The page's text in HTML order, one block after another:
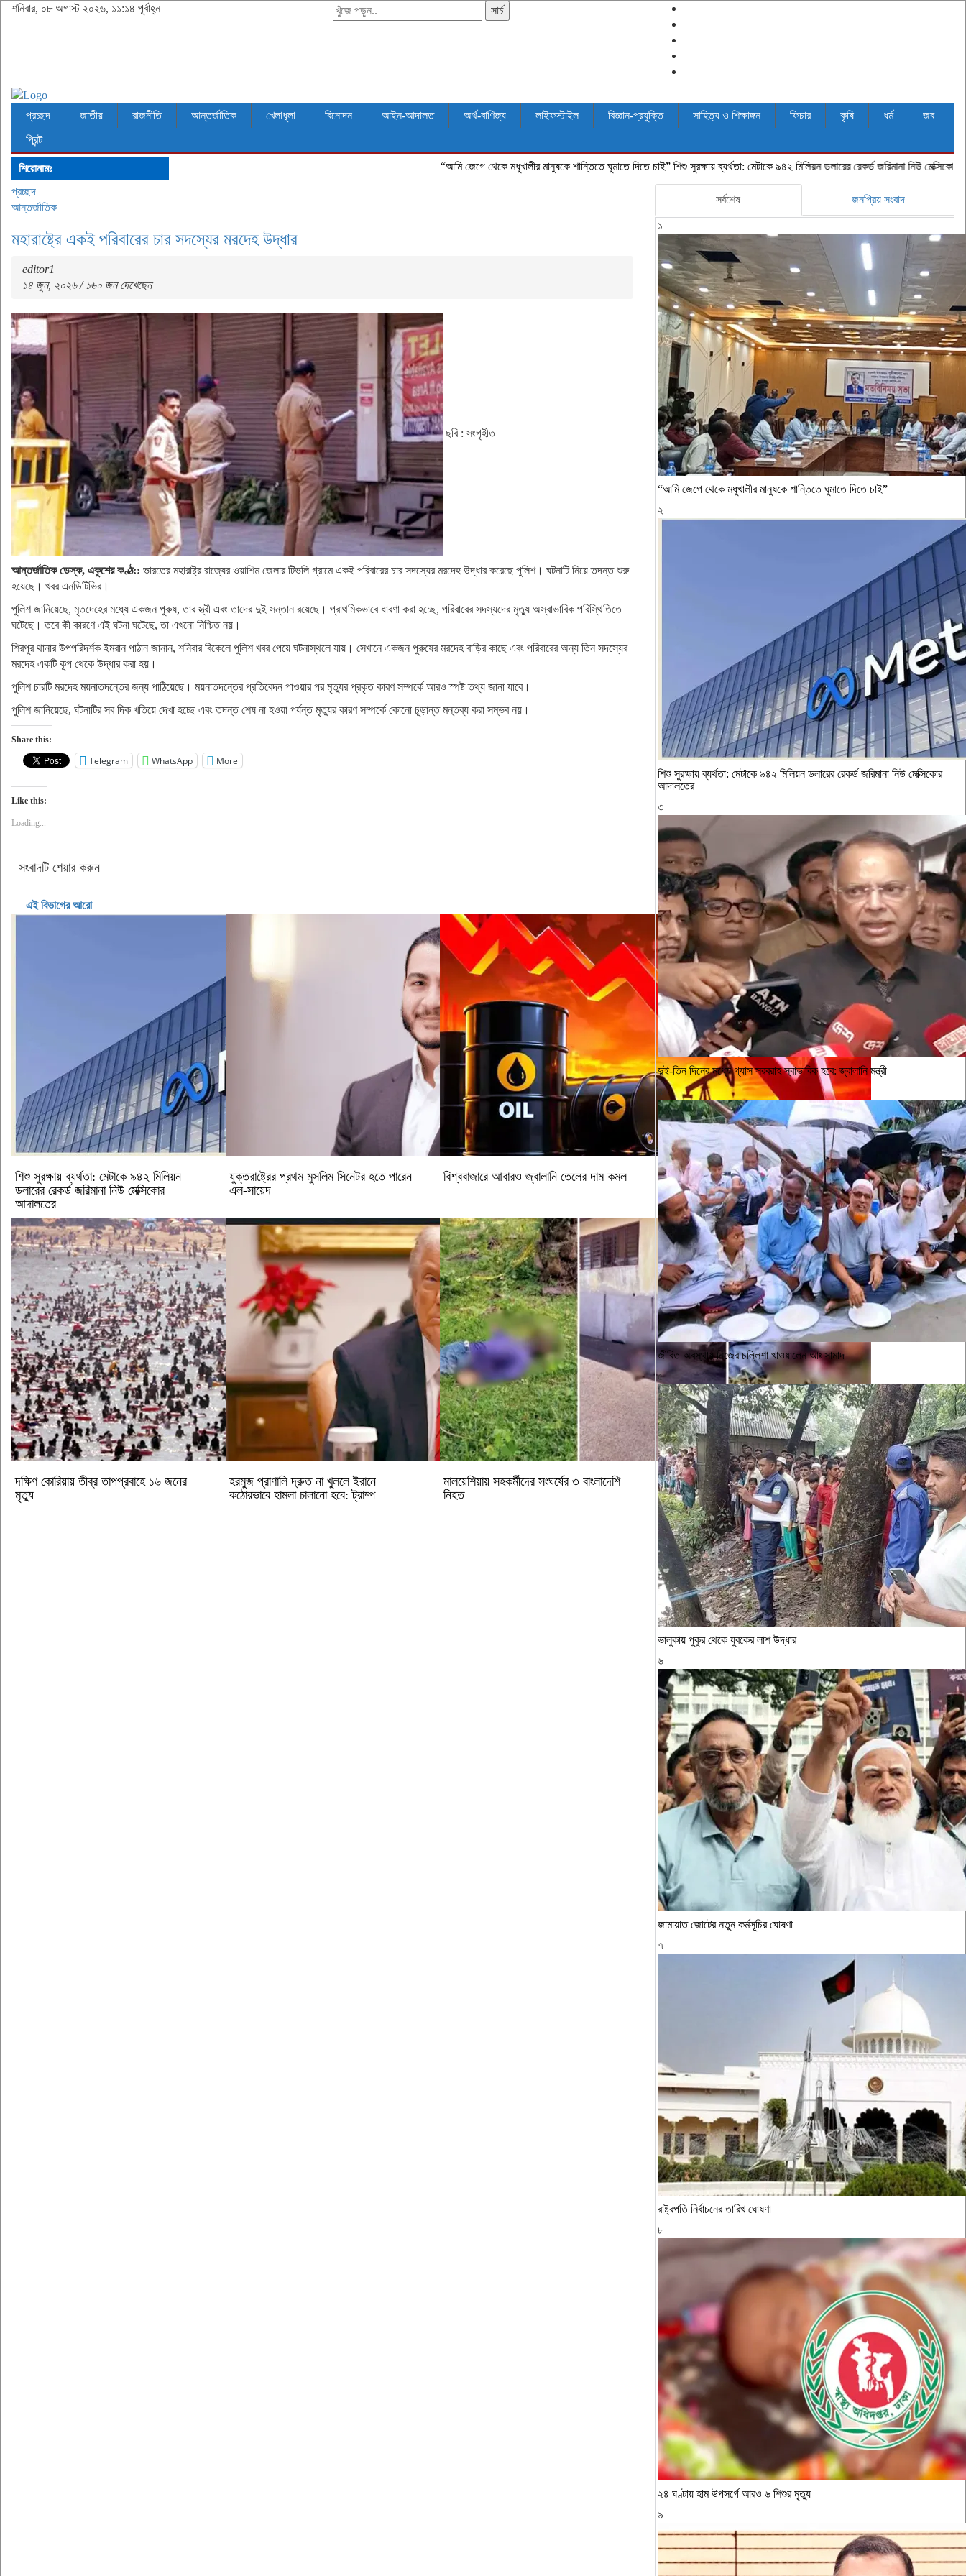
শনিবার, ০৮ অগাস্ট ২০২৬, ১১:১৪ পূর্বাহ্ন সার্চ
প্রচ্ছদ জাতীয় রাজনীতি আন্তর্জাতিক খেলাধূলা বিনোদন আইন-আদালত অর্থ-বাণিজ্য লাইফস্টাইল বিজ্ঞান-প্রযুক্তি সাহিত্য ও শিক্ষাঙ্গন ফিচার কৃষি ধর্ম
জব
প্রিন্ট
শিরোনামঃ “আমি জেগে থেকে মধুখালীর মানুষকে শান্তিতে ঘুমাতে দিতে চাই” শিশু সুরক্ষায় ব্যর্থতা: মেটাকে ৯৪২ মিলিয়ন ডলারের রেকর্ড জরিমানা নিউ মেক্সিকোর আদালতের দুই-
প্রচ্ছদ
আন্তর্জাতিক
মহারাষ্ট্রে একই পরিবারের চার সদস্যের মরদেহ উদ্ধার
editor1
১৪ জুন, ২০২৬ / ১৬০ জন দেখেছেন
ছবি : সংগৃহীত
আন্তর্জাতিক ডেস্ক, একুশের কণ্ঠ:: ভারতের মহারাষ্ট্র রাজ্যের ওয়াশিম জেলার টিভলি গ্রামে একই পরিবারের চার সদস্যের মরদেহ উদ্ধার করেছে পুলিশ। ঘটনাটি নিয়ে তদন্ত শুরু
হয়েছে। খবর এনডিটিভির।
পুলিশ জানিয়েছে, মৃতদেহের মধ্যে একজন পুরুষ, তার স্ত্রী এবং তাদের দুই সন্তান রয়েছে। প্রাথমিকভাবে ধারণা করা হচ্ছে, পরিবারের সদস্যদের মৃত্যু অস্বাভাবিক পরিস্থিতিতে
ঘটেছে। তবে কী কারণে এই ঘটনা ঘটেছে, তা এখনো নিশ্চিত নয়।
শিরপুর থানার উপপরিদর্শক ইমরান পাঠান জানান, শনিবার বিকেলে পুলিশ খবর পেয়ে ঘটনাস্থলে যায়। সেখানে একজন পুরুষের মরদেহ বাড়ির কাছে এবং পরিবারের অন্য তিন সদস্যের
মরদেহ একটি কূপ থেকে উদ্ধার করা হয়।
পুলিশ চারটি মরদেহ ময়নাতদন্তের জন্য পাঠিয়েছে। ময়নাতদন্তের প্রতিবেদন পাওয়ার পর মৃত্যুর প্রকৃত কারণ সম্পর্কে আরও স্পষ্ট তথ্য জানা যাবে।
পুলিশ জানিয়েছে, ঘটনাটির সব দিক খতিয়ে দেখা হচ্ছে এবং তদন্ত শেষ না হওয়া পর্যন্ত মৃত্যুর কারণ সম্পর্কে কোনো চূড়ান্ত মন্তব্য করা সম্ভব নয়।
Share this:
Telegram WhatsApp More
Like this:
Loading...
সংবাদটি শেয়ার করুন
এই বিভাগের আরো
শিশু সুরক্ষায় ব্যর্থতা: মেটাকে ৯৪২ মিলিয়ন
ডলারের রেকর্ড জরিমানা নিউ মেক্সিকোর
আদালতের
যুক্তরাষ্ট্রের প্রথম মুসলিম সিনেটর হতে পারেন
এল-সায়েদ
বিশ্ববাজারে আবারও জ্বালানি তেলের দাম কমল
দক্ষিণ কোরিয়ায় তীব্র তাপপ্রবাহে ১৬ জনের
মৃত্যু
হরমুজ প্রাণালি দ্রুত না খুললে ইরানে
কঠোরভাবে হামলা চালানো হবে: ট্রাম্প
মালয়েশিয়ায় সহকর্মীদের সংঘর্ষের ৩ বাংলাদেশি
নিহত
সর্বশেষ জনপ্রিয় সংবাদ
১
“আমি জেগে থেকে মধুখালীর মানুষকে শান্তিতে ঘুমাতে দিতে চাই”
২
শিশু সুরক্ষায় ব্যর্থতা: মেটাকে ৯৪২ মিলিয়ন ডলারের রেকর্ড জরিমানা নিউ মেক্সিকোর
আদালতের
৩
দুই-তিন দিনের মধ্যে গ্যাস সরবরাহ স্বাভাবিক হবে: জ্বালানি মন্ত্রী
৪
জীবিত অবস্থায় নিজের চল্লিশা খাওয়ালেন আঃ সামাদ
৫
ভালুকায় পুকুর থেকে যুবকের লাশ উদ্ধার
৬
জামায়াত জোটের নতুন কর্মসূচির ঘোষণা
৭
রাষ্ট্রপতি নির্বাচনের তারিখ ঘোষণা
৮
২৪ ঘণ্টায় হাম উপসর্গে আরও ৬ শিশুর মৃত্যু
৯